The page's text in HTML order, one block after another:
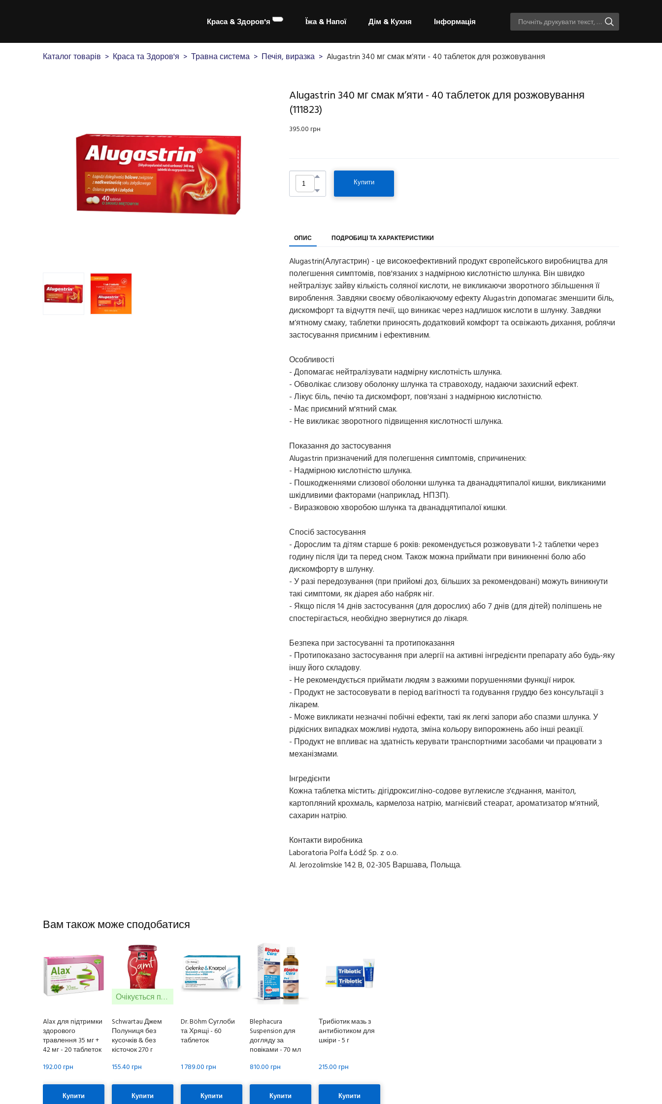
Краса & Здоров'я Їжа & Напої Дім & Кухня Інформація
Каталог товарів Краса та Здоров'я Травна система Печія, виразка Alugastrin 340 мг смак м’яти - 40 таблеток для розжовування
Alugastrin 340 мг смак м’яти - 40 таблеток для розжовування
(111823)
395.00 грн
Купити
ОПИС ПОДРОБИЦІ ТА ХАРАКТЕРИСТИКИ
Alugastrin(Алугастрин) - це високоефективний продукт європейського виробництва для
полегшення симптомів, пов'язаних з надмірною кислотністю шлунка. Він швидко
нейтралізує зайву кількість соляної кислоти, не викликаючи зворотного збільшення її
вироблення. Завдяки своєму обволікаючому ефекту Alugastrin допомагає зменшити біль,
дискомфорт та відчуття печії, що виникає через надлишок кислоти в шлунку. Завдяки
м’ятному смаку, таблетки приносять додатковий комфорт та освіжають дихання, роблячи
застосування приємним і ефективним.
Особливості
- Допомагає нейтралізувати надмірну кислотність шлунка.
- Обволікає слизову оболонку шлунка та стравоходу, надаючи захисний ефект.
- Лікує біль, печію та дискомфорт, пов'язані з надмірною кислотністю.
- Має приємний м'ятний смак.
- Не викликає зворотного підвищення кислотності шлунка.
Показання до застосування
Alugastrin призначений для полегшення симптомів, спричинених:
- Надмірною кислотністю шлунка.
- Пошкодженнями слизової оболонки шлунка та дванадцятипалої кишки, викликаними
шкідливими факторами (наприклад, НПЗП).
- Виразковою хворобою шлунка та дванадцятипалої кишки.
Спосіб застосування
- Дорослим та дітям старше 6 років: рекомендується розжовувати 1-2 таблетки через
годину після їди та перед сном. Також можна приймати при виникненні болю або
дискомфорту в шлунку.
- У разі передозування (при прийомі доз, більших за рекомендовані) можуть виникнути
такі симптоми, як діарея або набряк ніг.
- Якщо після 14 днів застосування (для дорослих) або 7 днів (для дітей) поліпшень не
спостерігається, необхідно звернутися до лікаря.
Безпека при застосуванні та протипоказання
- Протипоказано застосування при алергії на активні інгредієнти препарату або будь-яку
іншу його складову.
- Не рекомендується приймати людям з важкими порушеннями функції нирок.
- Продукт не застосовувати в період вагітності та годування груддю без консультації з
лікарем.
- Може викликати незначні побічні ефекти, такі як легкі запори або спазми шлунка. У
рідкісних випадках можливі нудота, зміна кольору випорожнень або інші реакції.
- Продукт не впливає на здатність керувати транспортними засобами чи працювати з
механізмами.
Інгредієнти
Кожна таблетка містить: дігідроксигліно-содове вуглекисле з'єднання, манітол,
картопляний крохмаль, кармелоза натрію, магнієвий стеарат, ароматизатор м’ятний,
сахарин натрію.
Контакти виробника
Laboratoria Polfa Łódź Sp. z o.o.
Al. Jerozolimskie 142 B, 02-305 Варшава, Польща.
Вам також може сподобатися
Alax для підтримки
здорового
травлення 35 мг +
42 мг - 20 таблеток
192.00 грн
Купити
Очікується поставка
Schwartau Джем
Полуниця без
кусочків & без
кісточок 270 г
155.40 грн
Купити
Dr. Böhm Суглоби
та Хрящі - 60
таблеток
1 789.00 грн
Купити
Blephacura
Suspension для
догляду за
повіками - 70 мл
810.00 грн
Купити
Трибіотик мазь з
антибіотиком для
шкіри - 5 г
215.00 грн
Купити